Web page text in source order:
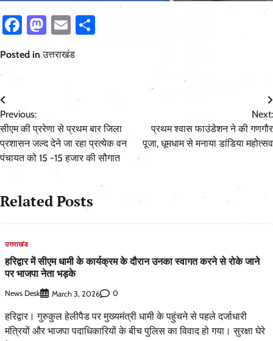
Facebook
Mastodon
Email
Posted inउत्तराखंड
Post
navigation
Previous:
सीएम की प्ररेणा से प्रथम बार जिला
प्रशासन जल्द देने जा रहा प्रत्येक वन
पंचायत को 15 -15 हजार की सौगात
Next:
प्रथम श्वास फाउंडेशन ने की गणगौर
पूजा, धूमधाम से मनाया डांडिया महोत्सव
Related Posts
उत्तराखंड
हरिद्वार में सीएम धामी के कार्यक्रम के दौरान उनका स्वागत करने से रोके जाने
पर भाजपा नेता भड़के
News Desk March 3, 2026 0
हरिद्वार। गुरुकुल हेलीपैड पर मुख्यमंत्री धामी के पहुंचने से पहले दर्जाधारी
मंत्रियों और भाजपा पदाधिकारियों के बीच पुलिस का विवाद हो गया। सुरक्षा घेरे